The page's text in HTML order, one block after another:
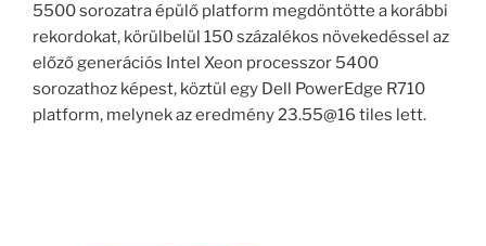
5500 sorozatra épülő platform megdöntötte a korábbi
rekordokat, körülbelül 150 százalékos növekedéssel az
előző generációs Intel Xeon processzor 5400
sorozathoz képest, köztül egy Dell PowerEdge R710
platform, melynek az eredmény 23.55@16 tiles lett.